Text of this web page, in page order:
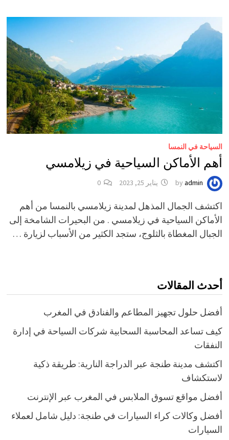
السياحة في النمسا
أهم الأماكن السياحية في زيلامسي
byadmin يناير 25, 2023 0
اكتشف الجمال المذهل لمدينة زيلامسي بالنمسا من أهم
الأماكن السياحية في زيلامسي . من البحيرات الشامخة إلى
الجبال المغطاة بالثلوج، ستجد الكثير من الأسباب لزيارة …
أحدث المقالات
أفضل حلول تجهيز المطاعم والفنادق في المغرب
كيف تساعد المحاسبة السحابية شركات السياحة في إدارة
النفقات
اكتشف مدينة طنجة عبر الدراجة النارية: طريقة ذكية
لاستكشاف
أفضل مواقع تسوق الملابس في المغرب عبر الإنترنت
أفضل وكالات كراء السيارات في طنجة: دليل شامل لعملاء
السيارات